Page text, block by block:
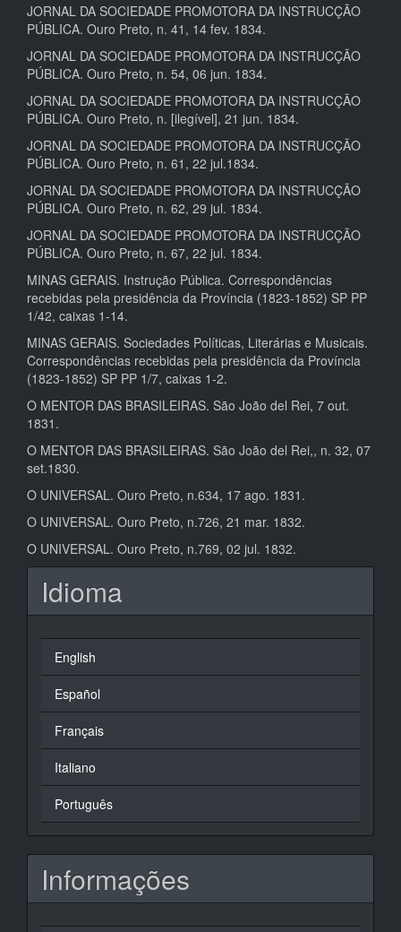
JORNAL DA SOCIEDADE PROMOTORA DA INSTRUCÇÃO
PÚBLICA. Ouro Preto, n. 41, 14 fev. 1834.
JORNAL DA SOCIEDADE PROMOTORA DA INSTRUCÇÃO
PÚBLICA. Ouro Preto, n. 54, 06 jun. 1834.
JORNAL DA SOCIEDADE PROMOTORA DA INSTRUCÇÃO
PÚBLICA. Ouro Preto, n. [ilegível], 21 jun. 1834.
JORNAL DA SOCIEDADE PROMOTORA DA INSTRUCÇÃO
PÚBLICA. Ouro Preto, n. 61, 22 jul.1834.
JORNAL DA SOCIEDADE PROMOTORA DA INSTRUCÇÃO
PÚBLICA. Ouro Preto, n. 62, 29 jul. 1834.
JORNAL DA SOCIEDADE PROMOTORA DA INSTRUCÇÃO
PÚBLICA. Ouro Preto, n. 67, 22 jul. 1834.
MINAS GERAIS. Instrução Pública. Correspondências
recebidas pela presidência da Província (1823-1852) SP PP
1/42, caixas 1-14.
MINAS GERAIS. Sociedades Políticas, Literárias e Musicais.
Correspondências recebidas pela presidência da Província
(1823-1852) SP PP 1/7, caixas 1-2.
O MENTOR DAS BRASILEIRAS. São João del Rei, 7 out.
1831.
O MENTOR DAS BRASILEIRAS. São João del Rei,, n. 32, 07
set.1830.
O UNIVERSAL. Ouro Preto, n.634, 17 ago. 1831.
O UNIVERSAL. Ouro Preto, n.726, 21 mar. 1832.
O UNIVERSAL. Ouro Preto, n.769, 02 jul. 1832.
Idioma
English
Español
Français
Italiano
Português
Informações